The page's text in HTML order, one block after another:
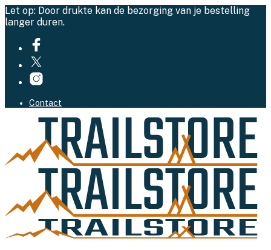
Let op: Door drukte kan de bezorging van je bestelling
langer duren.
Contact